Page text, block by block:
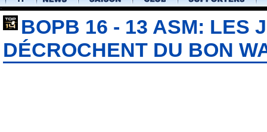
.
BOPB 16 - 13 ASM: LES
DÉCROCHENT DU BON